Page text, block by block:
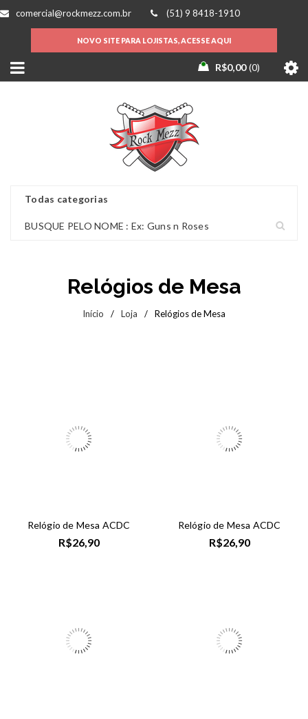
comercial@rockmezz.com.br (51) 9 8418-1910
NOVO SITE PARA LOJISTAS, ACESSE AQUI
R$0,00 0
Relógios de Mesa
Início / Loja / Relógios de Mesa
Relógio de Mesa ACDC
R$26,90
Relógio de Mesa ACDC
R$26,90